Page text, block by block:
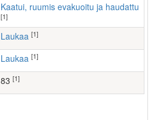
Kaatui, ruumis evakuoitu ja haudattu
[1]
Laukaa [1]
Laukaa [1]
83 [1]